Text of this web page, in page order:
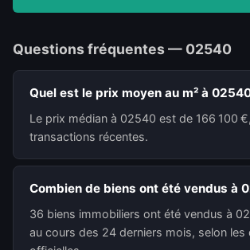
Questions fréquentes — 02540
Quel est le prix moyen au m² à
Le prix médian à 02540 est de 166 100
transactions récentes.
Combien de biens ont été vendus à
36 biens immobiliers ont été vendus à
au cours des 24 derniers mois, selon les